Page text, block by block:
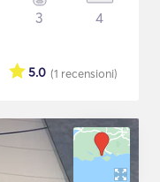
3 4
(1 recensioni)
5.0